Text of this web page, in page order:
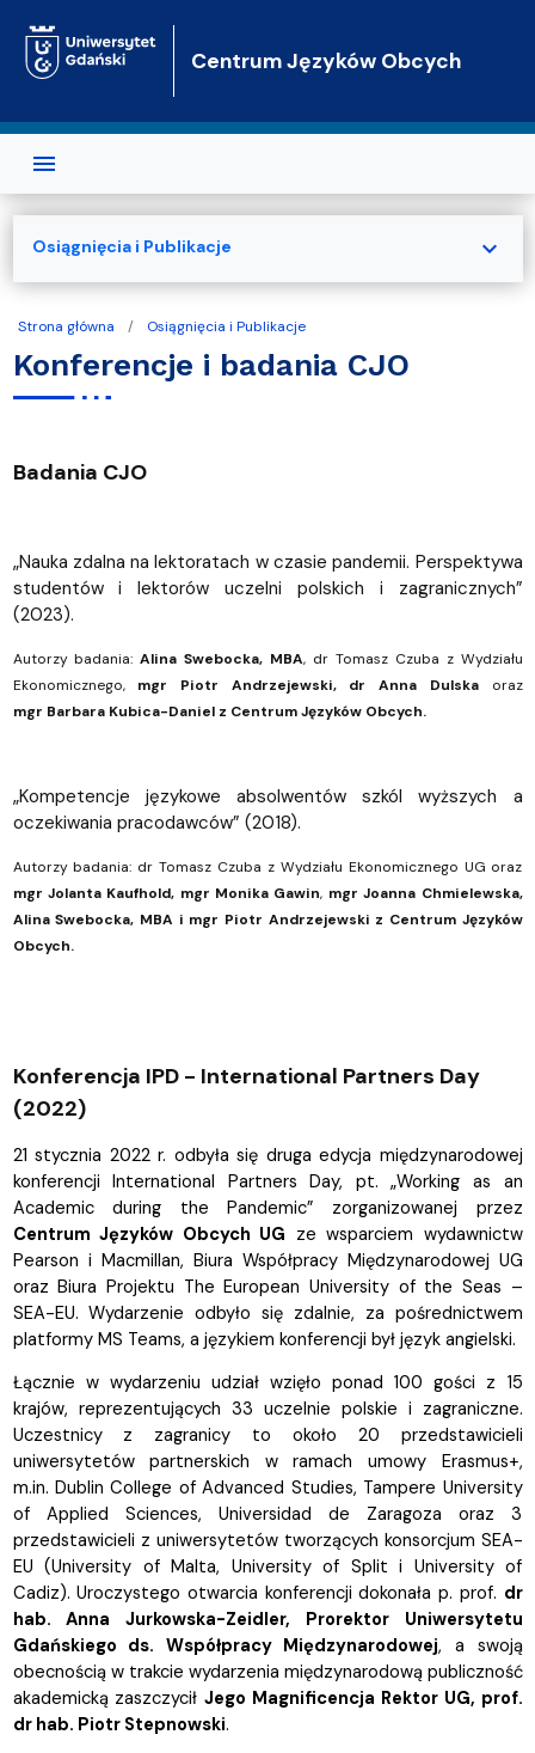
Centrum Języków Obcych
Strona główna Osiągnięcia i Publikacje
Konferencje i badania CJO
Badania CJO
„Nauka zdalna na lektoratach w czasie pandemii. Perspektywa
studentów i lektorów uczelni polskich i zagranicznych”
(2023).
Autorzy badania:Alina Swebocka, MBA, dr Tomasz Czuba z Wydziału
Ekonomicznego, mgr Piotr Andrzejewski, dr Anna Dulskaoraz
mgr Barbara Kubica-Daniel z Centrum Języków Obcych.
„Kompetencje językowe absolwentów szkól wyższych a
oczekiwania pracodawców” (2018).
Autorzy badania: dr Tomasz Czuba z Wydziału Ekonomicznego UG oraz
mgr Jolanta Kaufhold, mgr Monika Gawin, mgr Joanna Chmielewska,
Alina Swebocka, MBA i mgr Piotr Andrzejewski z Centrum Języków
Obcych.
Konferencja IPD - International Partners Day
(2022)
21 stycznia 2022 r. odbyła się druga edycja międzynarodowej
konferencji International Partners Day, pt. „Working as an
Academic during the Pandemic” zorganizowanej przez
Centrum Języków Obcych UG ze wsparciem wydawnictw
Pearson i Macmillan, Biura Współpracy Międzynarodowej UG
oraz Biura Projektu The European University of the Seas –
SEA-EU. Wydarzenie odbyło się zdalnie, za pośrednictwem
platformy MS Teams, a językiem konferencji był język angielski.
Łącznie w wydarzeniu udział wzięło ponad 100 gości z 15
krajów, reprezentujących 33 uczelnie polskie i zagraniczne.
Uczestnicy z zagranicy to około 20 przedstawicieli
uniwersytetów partnerskich w ramach umowy Erasmus+,
m.in. Dublin College of Advanced Studies, Tampere University
of Applied Sciences, Universidad de Zaragoza oraz 3
przedstawicieli z uniwersytetów tworzących konsorcjum SEA-
EU (University of Malta, University of Split i University of
Cadiz). Uroczystego otwarcia konferencji dokonała p. prof. dr
hab. Anna Jurkowska-Zeidler, Prorektor Uniwersytetu
Gdańskiego ds. Współpracy Międzynarodowej, a swoją
obecnością w trakcie wydarzenia międzynarodową publiczność
akademicką zaszczyciłJego Magnificencja Rektor UG, prof.
dr hab. Piotr Stepnowski.
Osiągnięcia i Publikacje expand_more